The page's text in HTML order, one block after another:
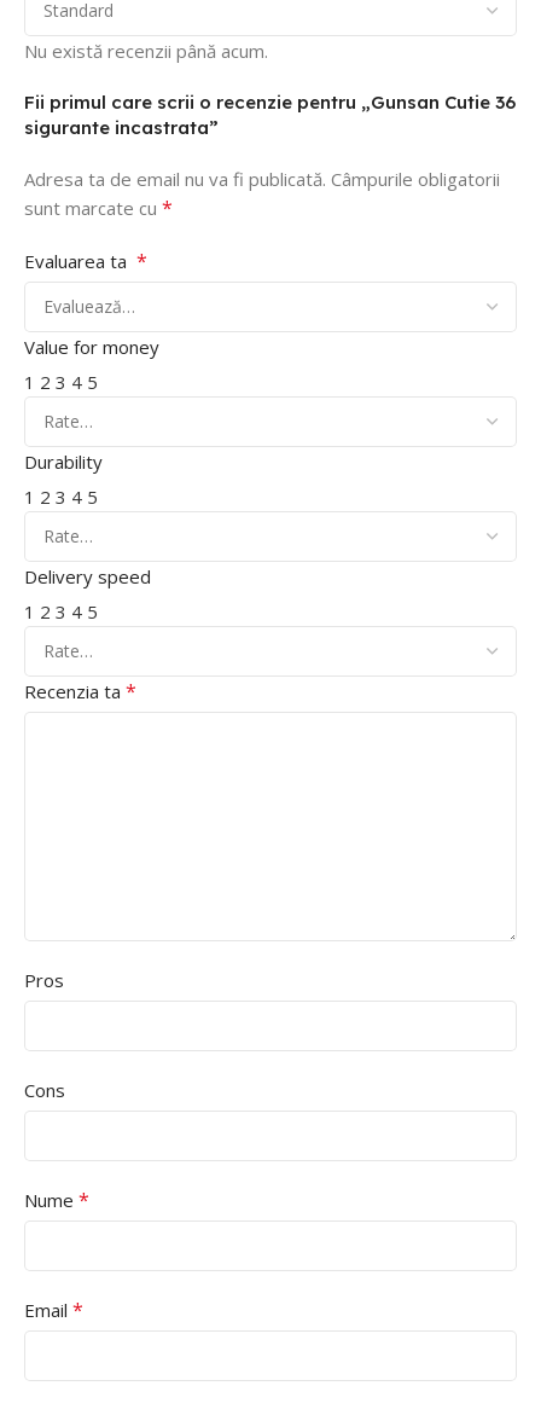
Nu există recenzii până acum.
Fii primul care scrii o recenzie pentru „Gunsan Cutie 36
sigurante incastrata”
Adresa ta de email nu va fi publicată. Câmpurile obligatorii
sunt marcate cu *
Evaluarea ta *
Value for money
1 2 3 4 5
Durability
1 2 3 4 5
Delivery speed
1 2 3 4 5
Recenzia ta *
Pros
Cons
Nume *
Email *